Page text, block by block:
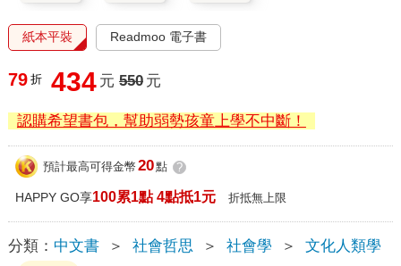
紙本平裝 Readmoo 電子書
79 折 434 元 550 元
認購希望書包，幫助弱勢孩童上學不中斷！
預計最高可得金幣 20點 ?
HAPPY GO享100累1點 4點抵1元 折抵無上限
分類： 中文書 ＞ 社會哲思 ＞ 社會學 ＞ 文化人類學